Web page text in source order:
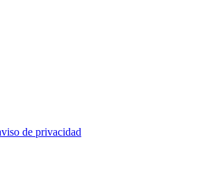
de privacidad